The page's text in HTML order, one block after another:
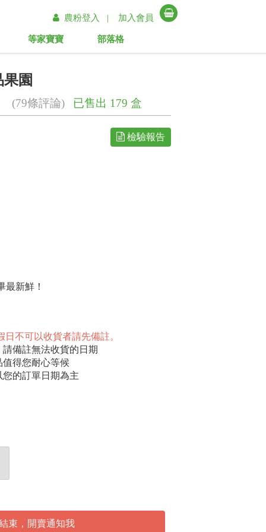
農粉登入 | 加入會員
等家寶寶 部落格
園
(79條評論) 已售出 179 盒
檢驗報告
最新鮮！
日不可以收貨者請先備註。
備註無法收貨的日期
得您耐心等候
的訂單日期為主
束，開賣通知我